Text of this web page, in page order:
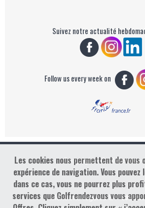
Suivez notre actualité
Follow us every week on
Copyright : Golf Rendez-
Mentions légales &
Les cookies nous permettent de vous
expérience de navigation. Vous
dans ce cas, vous ne pourrez plus
services que Golfrendezvous vous